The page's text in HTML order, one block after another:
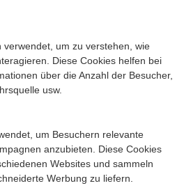
verwendet, um zu verstehen, wie
Diese Cookies helfen bei
über die Anzahl der Besucher,
usw.
um Besuchern relevante
anzubieten. Diese Cookies
Websites und sammeln
Werbung zu liefern.